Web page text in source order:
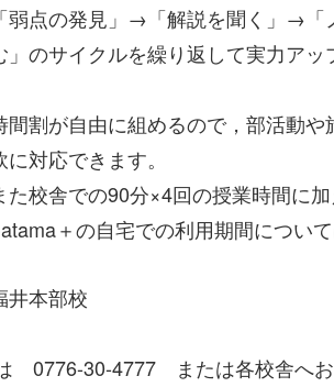
「弱点の発見」→「解説を聞く」→
」のサイクルを繰り返して実力アッ
間割が自由に組めるので，部活動
に対応できます。
た校舎での90分×4回の授業時間に
＋の自宅での利用期間につい
井本部校
0776-30-4777 または各校舎へお